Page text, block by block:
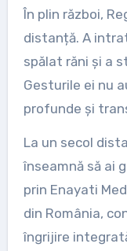
În plin război,
distanță. A
spălat răni și a
Gesturile ei nu
profunde și
La un secol
înseamnă să ai
prin Enayati
din România,
îngrijire